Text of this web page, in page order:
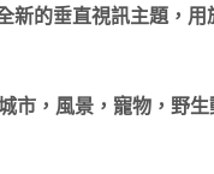
新的垂直視訊主題，用
市，風景，寵物，野